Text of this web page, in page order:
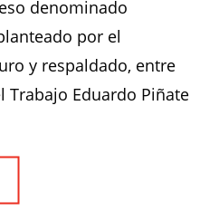
denominado
por el
y respaldado, entre
Eduardo Piñate